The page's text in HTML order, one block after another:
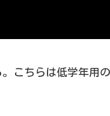
こちらは低学年用